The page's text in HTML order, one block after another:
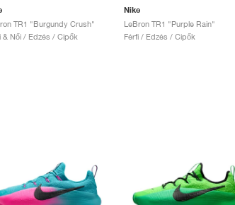
TR1 "Burgundy Crush"
& Női / Edzés / Cipők
Nike
LeBron TR1 "Purple Rain"
Férfi / Edzés / Cipők